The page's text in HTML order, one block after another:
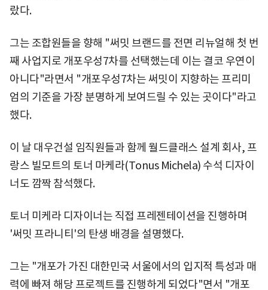
랐다.
그는 조합원들을 향해 "써밋 브랜드를 전면 리뉴얼해 첫 번
째 사업지로 개포우성7차를 선택했는데 이는 결코 우연이
아니다"라면서 "개포우성7차는 써밋이 지향하는 프리미
엄의 기준을 가장 분명하게 보여드릴 수 있는 곳이다"라고
했다.
이 날 대우건설 임직원들과 함께 월드클래스 설계 회사, 프
랑스 빌모트의 토너 마케라(Tonus Michela) 수석 디자이
너도 깜짝 참석했다.
토너 미케라 디자이너는 직접 프레젠테이션을 진행하며
'써밋 프라니티'의 탄생 배경을 설명했다.
그는 "개포가 가진 대한민국 서울에서의 입지적 특성과 매
력에 빠져 해당 프로젝트를 진행하게 되었다"면서 "개포